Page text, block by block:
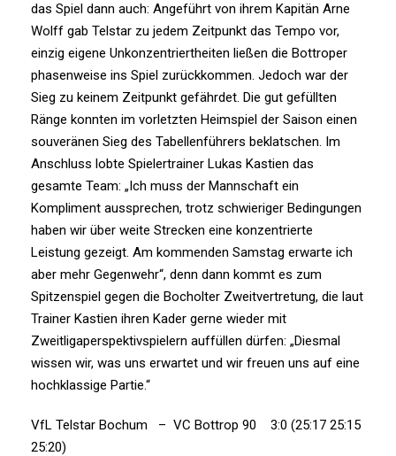
das Spiel dann auch: Angeführt von ihrem Kapitän Arne
Wolff gab Telstar zu jedem Zeitpunkt das Tempo vor,
einzig eigene Unkonzentriertheiten ließen die Bottroper
phasenweise ins Spiel zurückkommen. Jedoch war der
Sieg zu keinem Zeitpunkt gefährdet. Die gut gefüllten
Ränge konnten im vorletzten Heimspiel der Saison einen
souveränen Sieg des Tabellenführers beklatschen. Im
Anschluss lobte Spielertrainer Lukas Kastien das
gesamte Team: „Ich muss der Mannschaft ein
Kompliment aussprechen, trotz schwieriger Bedingungen
haben wir über weite Strecken eine konzentrierte
Leistung gezeigt. Am kommenden Samstag erwarte ich
aber mehr Gegenwehr“, denn dann kommt es zum
Spitzenspiel gegen die Bocholter Zweitvertretung, die laut
Trainer Kastien ihren Kader gerne wieder mit
Zweitligaperspektivspielern auffüllen dürfen: „Diesmal
wissen wir, was uns erwartet und wir freuen uns auf eine
hochklassige Partie.“
VfL Telstar Bochum – VC Bottrop 90 3:0 (25:17 25:15
25:20)